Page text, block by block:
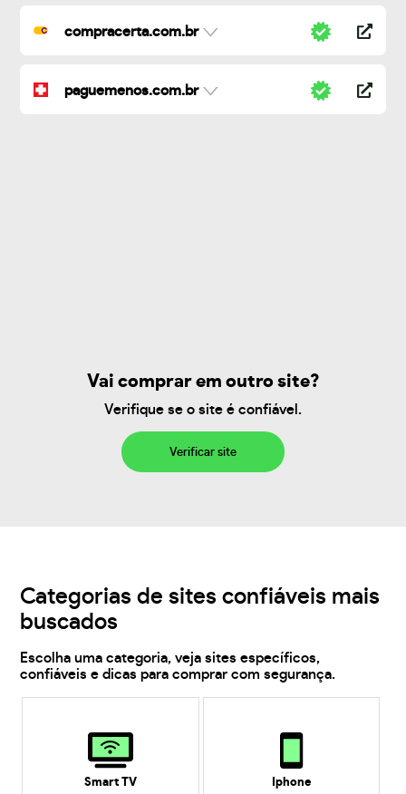
compracerta.com.br
paguemenos.com.br
Vai comprar em outro site?
Verifique se o site é confiável.
Verificar site
Categorias de sites confiáveis mais
buscados
Escolha uma categoria, veja sites específicos,
confiáveis e dicas para comprar com segurança.
Smart TV Iphone